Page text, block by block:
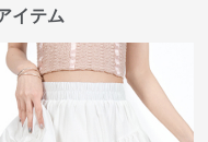
イテム